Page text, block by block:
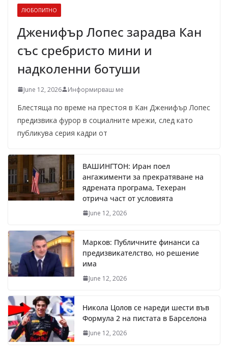
ЛЮБОПИТНО
Дженифър Лопес зарадва Кан
със сребристо мини и
надколенни ботуши
June 12, 2026 Информирваш ме
Блестяща по време на престоя в Кан Дженифър Лопес
предизвика фурор в социалните мрежи, след като
публикува серия кадри от
ВАШИНГТОН: Иран поел
ангажименти за прекратяване на
ядрената програма, Техеран
отрича част от условията
June 12, 2026
Марков: Публичните финанси са
предизвикателство, но решение
има
June 12, 2026
Никола Цолов се нареди шести във
Формула 2 на пистата в Барселона
June 12, 2026